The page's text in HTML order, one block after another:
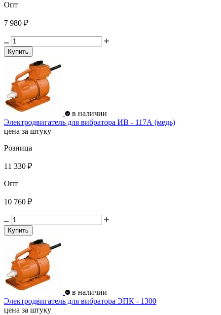
Опт
7 980 ₽
Купить
в наличии
Электродвигатель для вибратора ИВ - 117А (медь)
цена за штуку
Розница
11 330 ₽
Опт
10 760 ₽
Купить
в наличии
Электродвигатель для вибратора ЭПК - 1300
цена за штуку